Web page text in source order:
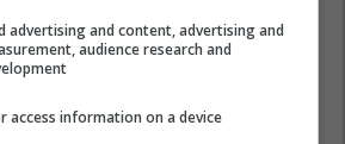
advertising and content, advertising and
audience research and
access information on a device